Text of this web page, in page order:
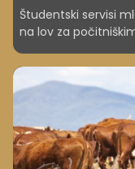
Študentski servisi
na lov za
vrsto dela, določen